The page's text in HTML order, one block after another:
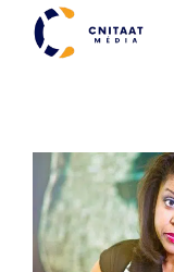
Aller
contenu